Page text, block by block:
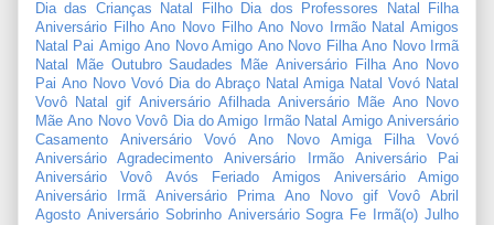
Dia das Crianças
Natal Filho Dia dos Professores
Natal Filha
Aniversário Filho Ano Novo Filho Ano Novo Irmão Natal Amigos
Natal Pai Amigo Ano Novo Amigo Ano Novo Filha Ano Novo Irmã
Natal Mãe Outubro Saudades Mãe Aniversário Filha Ano Novo
Pai Ano Novo Vovó Dia do Abraço Natal Amiga Natal Vovó Natal
Vovô
Natal gif Aniversário Afilhada Aniversário Mãe Ano Novo
Mãe Ano Novo Vovô Dia do Amigo Irmão Natal Amigo Aniversário
Casamento
Aniversário Vovó Ano Novo Amiga Filha
Vovó
Aniversário Agradecimento
Aniversário Irmão
Aniversário Pai
Aniversário Vovô
Avós Feriado Amigos
Aniversário Amigo
Aniversário Irmã
Aniversário Prima Ano Novo gif Vovô
Abril
Agosto Aniversário Sobrinho Aniversário Sogra Fe Irmã(o) Julho